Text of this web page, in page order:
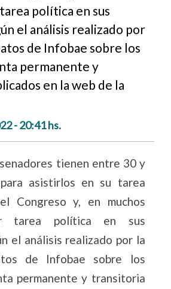
política en sus
el análisis realizado por
de Infobae sobre los
permanente y
en la web de la
- 20:41 hs.
tienen entre 30 y
asistirlos en su tarea
Congreso y, en muchos
tarea política en sus
el análisis realizado por la
de Infobae sobre los
permanente y transitoria